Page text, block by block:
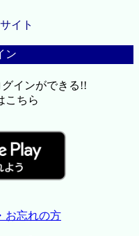
イト
ン
インができる!!
こちら
お忘れの方